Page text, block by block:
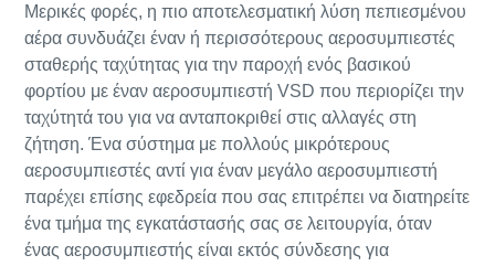
Μερικές φορές, η πιο αποτελεσματική λύση πεπιεσμένου
αέρα συνδυάζει έναν ή περισσότερους αεροσυμπιεστές
σταθερής ταχύτητας για την παροχή ενός βασικού
φορτίου με έναν αεροσυμπιεστή VSD που περιορίζει την
ταχύτητά του για να ανταποκριθεί στις αλλαγές στη
ζήτηση. Ένα σύστημα με πολλούς μικρότερους
αεροσυμπιεστές αντί για έναν μεγάλο αεροσυμπιεστή
παρέχει επίσης εφεδρεία που σας επιτρέπει να διατηρείτε
ένα τμήμα της εγκατάστασής σας σε λειτουργία, όταν
ένας αεροσυμπιεστής είναι εκτός σύνδεσης για